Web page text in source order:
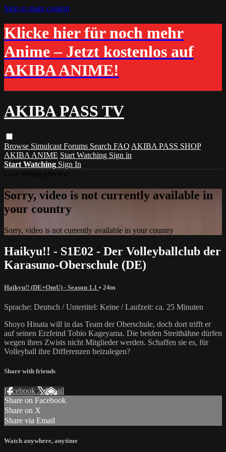
Skip to main content
Klicke hier für noch mehr
Anime – Jetzt kostenlos auf
AKIBA ANIME!
AKIBA PASS TV
Browse Simulcast Forums Search FAQ AKIBA PASS SHOP
AKIBA ANIME Start Watching Sign in
Start Watching Sign In
Sorry, video is not currently available in
your country
Sorry, video is not currently available in your country
Haikyu!! - S1E02 - Der Volleyballclub der
Karasuno-Oberschule (DE)
Haikyu!! (DE+OmU) - Season 1.1 • 24m
Sprache: Deutsch / Untertitel: Keine / Laufzeit: ca. 25 Minuten
Shoyo Hinata will in das Team der Oberschule, doch dort trifft er
auf seinen Erzfeind Tobio Kageyama. Die beiden Streithähne dürfen
wegen ihres Zwists nicht Mitglieder werden. Schaffen sie es, für
Volleyball ihre Differenzen beizulegen?
Share with friends
Facebook XEmail
Share on Facebook
Share on X
Share via Email
Watch anywhere, anytime